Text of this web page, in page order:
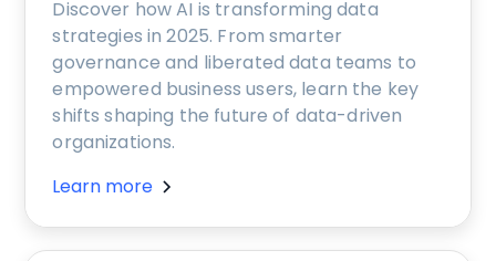
Discover how AI is transforming data
strategies in 2025. From smarter
governance and liberated data teams to
empowered business users, learn the key
shifts shaping the future of data-driven
organizations.
Learn more